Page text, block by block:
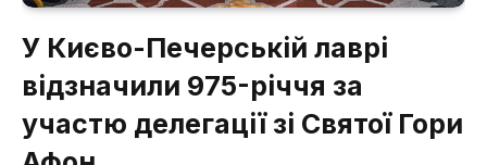
У Києво-Печерській лаврі
відзначили 975-річчя за
участю делегації зі Святої Гори